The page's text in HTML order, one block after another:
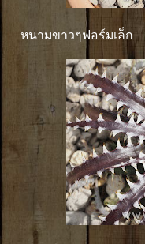
หนามขาวๆฟอร์มเล็ก